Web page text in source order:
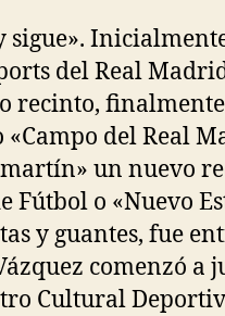
sigue».
del Real Madrid
recinto, finalmente
del Real
un nuevo
Fútbol o «Nuevo
y guantes, fue
comenzó a
Cultural